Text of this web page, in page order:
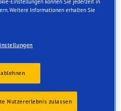
verfügbar
Einstellungen können Sie jederzeit in
Weitere Informationen erhalten Sie
Nutzererlebnis zulassen